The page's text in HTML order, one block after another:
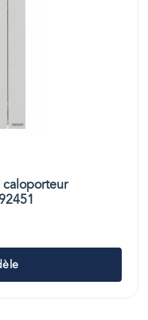
caloporteur